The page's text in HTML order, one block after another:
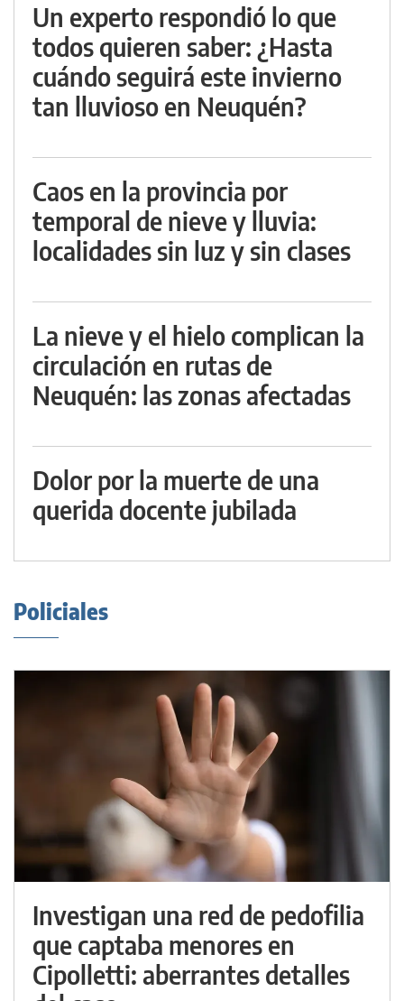
Un experto respondió lo que
todos quieren saber: ¿Hasta
cuándo seguirá este invierno
tan lluvioso en Neuquén?
Caos en la provincia por
temporal de nieve y lluvia:
localidades sin luz y sin clases
La nieve y el hielo complican la
circulación en rutas de
Neuquén: las zonas afectadas
Dolor por la muerte de una
querida docente jubilada
Policiales
Investigan una red de pedofilia
que captaba menores en
Cipolletti: aberrantes detalles